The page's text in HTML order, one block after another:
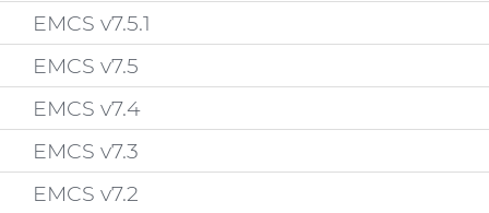
EMCS v7.5.1
EMCS v7.5
EMCS v7.4
EMCS v7.3
EMCS v7.2